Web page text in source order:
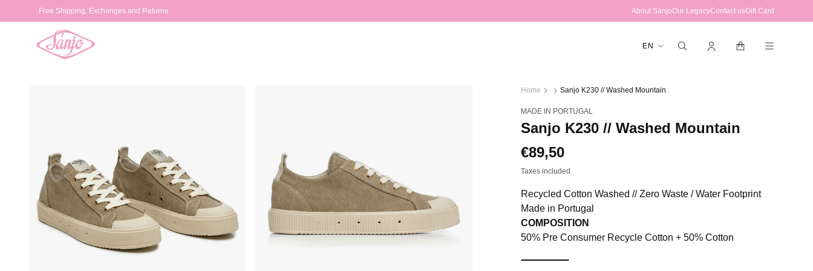
Skip toFree Shipping, Exchanges and Returns About SanjoOur LegacyContact usGift Card
L
a
EN
in
Cart
Home Sanjo K230 // Washed Mountain
MADE IN PORTUGAL
Sanjo K230 // Washed Mountain
Regular
price
€89,50
Taxes included.
Recycled Cotton Washed // Zero Waste / Water Footprint
Made in Portugal
COMPOSITION
50% Pre Consumer Recycle Cotton + 50% Cotton